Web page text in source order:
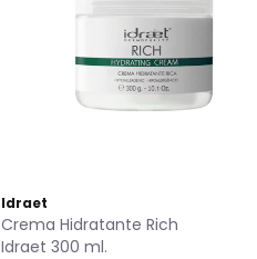
Idraet
Crema Hidratante Rich
Idraet 300 ml.